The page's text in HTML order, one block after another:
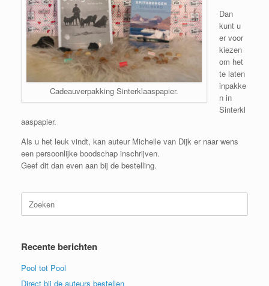
Cadeauverpakking Sinterklaaspapier.
Dan
kunt u
er voor
kiezen
om het
te laten
inpakke
n in
Sinterkl
aaspapier.
Als u het leuk vindt, kan auteur Michelle van Dijk er naar wens
een persoonlijke boodschap inschrijven.
Geef dit dan even aan bij de bestelling.
Zoeken
naar:
Recente berichten
Pool tot Pool
Direct bij de auteurs bestellen